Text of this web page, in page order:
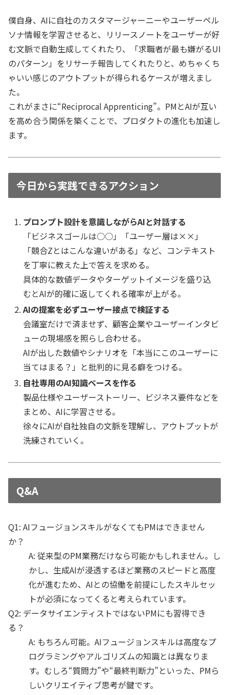
僕自身、AIに自社のカスタマージャーニーやユーザーペル
ソナ情報を学習させると、 リリースノートをユーザーが好
む文脈で自動生成してくれたり、「求職者が最も嫌がるUI
のパターン 」をリサーチ報告してくれたりと、めちゃくち
ゃいい感じのアウトプットが得られるケースが増えまし
た。
これがまさに“Reciprocal Apprenticing”。PMとAIが互い
を高め合う関係を築くことで、プロダクトの進化も加速し
ます。
今日から実践できるアクション
プロンプト設計を意識しながらAIと対話する
「ビジネスゴールは○○」「ユーザー層は××」
「競合Zとはこんな違いがある」など、コンテキスト
を丁寧に教えた上で答えを求める。
具体的な数値データやターゲットイメージを盛り込
むとAIが的確に返してくれる確率が上がる。
AIの提案を必ずユーザー接点で検証する
会議室だけで済ませず、顧客企業やユーザーインタビ
ューの現場感を照らし合わせる。
AIが出した数値やシナリオを「本当にこのユーザーに
当てはまる？」と批判的に見る癖をつける。
自社専用のAI知識ベースを作る
製品仕様やユーザーストーリー、ビジネス要件などを
まとめ、AIに学習させる。
徐々にAIが自社独自の文脈を理解し、アウトプットが
洗練されていく。
Q&A
Q1: AIフュージョンスキルがなくてもPMはできません
か？
A: 従来型のPM業務だけなら可能かもしれません。し
かし、生成AIが浸透するほど業務のスピードと高度
化が進むため、AIとの協働を前提にしたスキルセッ
トが必須になってくると考えられています。
Q2: データサイエンティストではないPMにも習得でき
る？
A: もちろん可能。AIフュージョンスキルは高度なプ
ログラミングやアルゴリズムの知識とは異なりま
す。むしろ“質問力”や“最終判断力”といった、PMら
しいクリエイティブ思考が鍵です。